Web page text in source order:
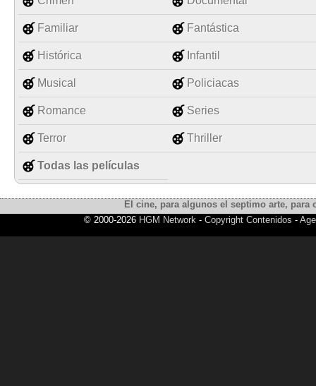
Familiar Fantástica
Histórica Infantil
Musical Policiacas
Romance Series
Terror Thriller
Todas las películas
El cine, para algunos el septimo arte,
© 2000-2026 HGM Network- Copyright Contenidos -